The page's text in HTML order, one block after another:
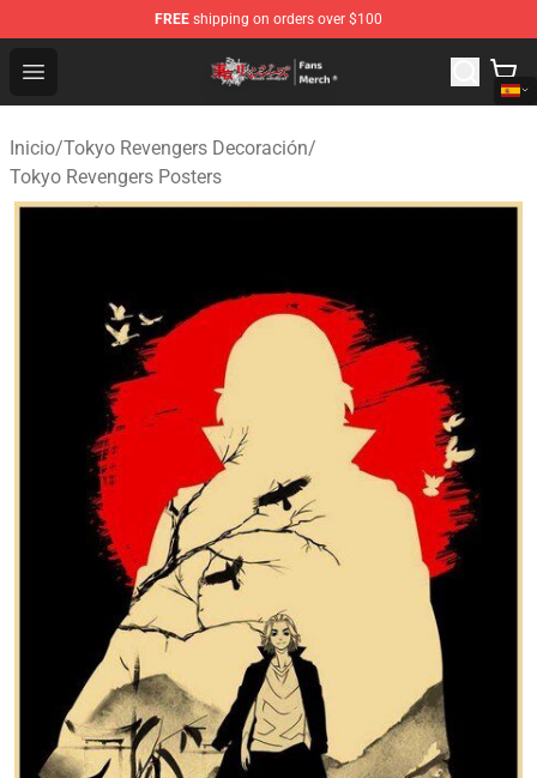
FREE shipping on orders over $100
Open menu
Tokyo Revengers Store - Official Tokyo Revengers
Inicio/Tokyo Revengers Decoración/
Tokyo Revengers Posters